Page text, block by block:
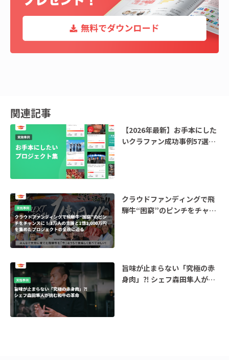
関連記事
【2026年最新】お手本にした
いクラファン成功事例57選｜
クラウドファンディングで飛
騨牛“困窮”のピンチをチャン
旨味が止まらない「究極の赤
身肉」⁈ シェフ森田隼人が挑